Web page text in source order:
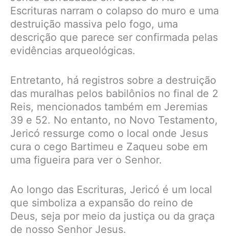
Escrituras narram o colapso do muro e uma
destruição massiva pelo fogo, uma
descrição que parece ser confirmada pelas
evidências arqueológicas.
Entretanto, há registros sobre a destruição
das muralhas pelos babilônios no final de 2
Reis, mencionados também em Jeremias
39 e 52. No entanto, no Novo Testamento,
Jericó ressurge como o local onde Jesus
cura o cego Bartimeu e Zaqueu sobe em
uma figueira para ver o Senhor.
Ao longo das Escrituras, Jericó é um local
que simboliza a expansão do reino de
Deus, seja por meio da justiça ou da graça
de nosso Senhor Jesus.